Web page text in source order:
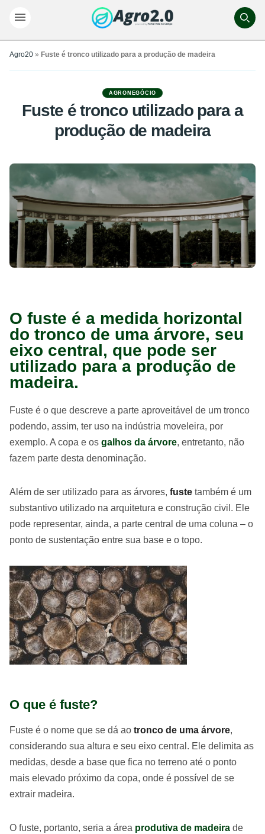
Agro20 » Fuste é tronco utilizado para a produção de madeira
AGRONEGÓCIO
Fuste é tronco utilizado para a
produção de madeira
O fuste é a medida horizontal
do tronco de uma árvore, seu
eixo central, que pode ser
utilizado para a produção de
madeira.
Fuste é o que descreve a parte aproveitável de um tronco
podendo, assim, ter uso na indústria moveleira, por
exemplo. A copa e os galhos da árvore, entretanto, não
fazem parte desta denominação.
Além de ser utilizado para as árvores, fuste também é um
substantivo utilizado na arquitetura e construção civil. Ele
pode representar, ainda, a parte central de uma coluna – o
ponto de sustentação entre sua base e o topo.
O que é fuste?
Fuste é o nome que se dá ao tronco de uma árvore,
considerando sua altura e seu eixo central. Ele delimita as
medidas, desde a base que fica no terreno até o ponto
mais elevado próximo da copa, onde é possível de se
extrair madeira.
O fuste, portanto, seria a área produtiva de madeira de